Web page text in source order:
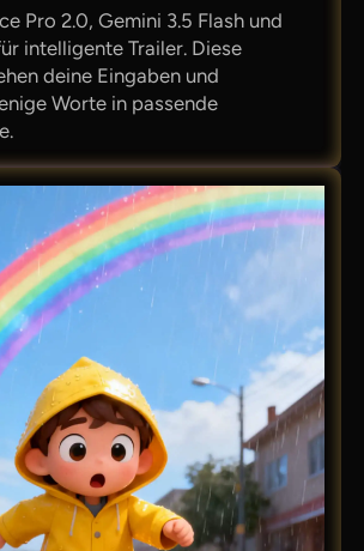
Pro 2.0, Gemini 3.5 Flash und
intelligente Trailer. Diese
deine Eingaben und
Worte in passende